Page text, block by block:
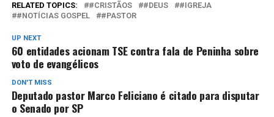
RELATED TOPICS: #CRISTÃOS #DEUS
#IGREJA
#NOTÍCIAS GOSPEL
#PASTOR
UP NEXT
60 entidades acionam TSE contra fala de Peninha sobre
voto de evangélicos
DON'T MISS
Deputado pastor Marco Feliciano é citado para disputar
o Senado por SP